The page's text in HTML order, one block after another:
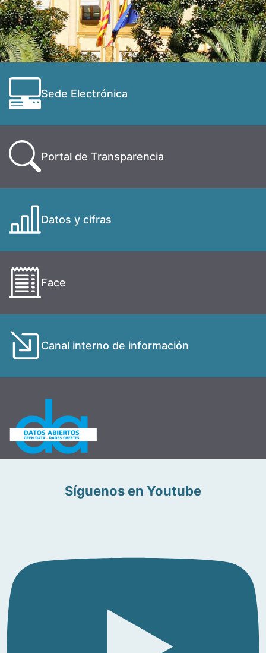
Sede Electrónica
Portal de Transparencia
Datos y cifras
Face
Canal interno de información
Síguenos en Youtube